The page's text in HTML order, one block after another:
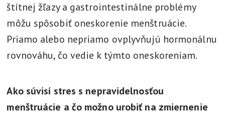
štítnej žľazy a gastrointestinálne problémy
môžu spôsobiť oneskorenie menštruácie.
Priamo alebo nepriamo ovplyvňujú hormonálnu
rovnováhu, čo vedie k týmto oneskoreniam.
Ako súvisí stres s nepravidelnosťou
menštruácie a čo možno urobiť na zmiernenie